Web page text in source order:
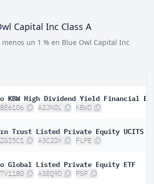
Capital Inc Class A
menos un 1 % en Blue Owl Capital Inc
KBW High Dividend Yield Financial
A2JN0L KBWD
Trust Listed Private Equity UCITS
A3C2DX FLPE
Global Listed Private Equity ETF
A3EQ9D PSP